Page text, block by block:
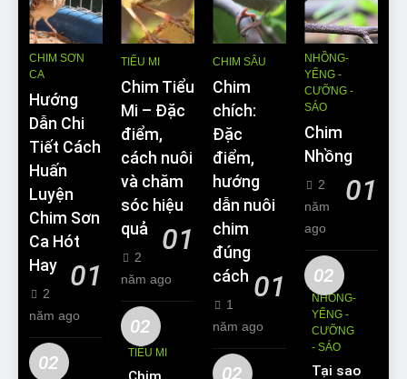
CHIM SƠN
CA
Hướng
Dẫn Chi
Tiết Cách
Huấn
Luyện
Chim Sơn
Ca Hót
Hay
01
2
năm ago
02
TIỂU MI
Chim Tiểu
Mi – Đặc
điểm,
cách nuôi
và chăm
sóc hiệu
quả
01
2
năm ago
02
TIỂU MI
CHIM SÂU
Chim
chích:
Đặc
điểm,
hướng
dẫn nuôi
chim
đúng
cách 01
1
năm ago
02
NHỒNG-
YỂNG -
CƯỠNG -
SÁO
Chim
Nhồng
01
2
năm
ago
02
NHỒNG-
YỂNG -
CƯỠNG
- SÁO
Tại sao